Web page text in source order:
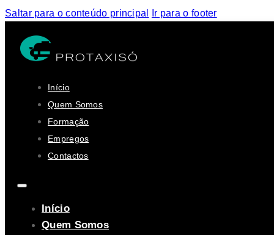
Saltar para o conteúdo principal Ir para o footer
Início
Quem Somos
Formação
Empregos
Contactos
Início
Quem Somos